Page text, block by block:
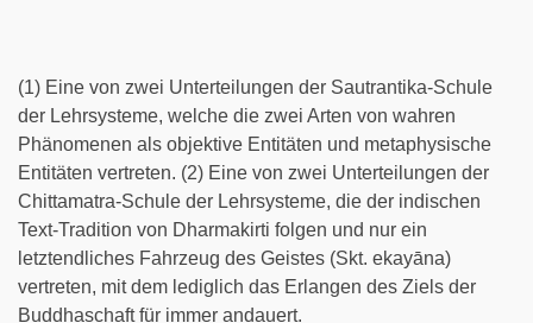
(1) Eine von zwei Unterteilungen der Sautrantika-Schule
der Lehrsysteme, welche die zwei Arten von wahren
Phänomenen als objektive Entitäten und metaphysische
Entitäten vertreten. (2) Eine von zwei Unterteilungen der
Chittamatra-Schule der Lehrsysteme, die der indischen
Text-Tradition von Dharmakirti folgen und nur ein
letztendliches Fahrzeug des Geistes (Skt. ekayāna)
vertreten, mit dem lediglich das Erlangen des Ziels der
Buddhaschaft für immer andauert.